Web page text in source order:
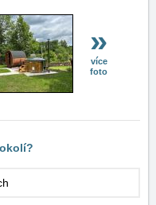
»
více
foto